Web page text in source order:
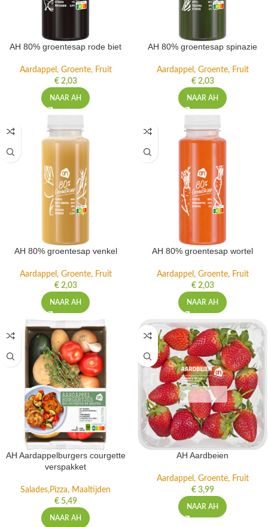
AH 80% groentesap rode biet
Aardappel, Groente, Fruit
€2,03
NAAR AH
AH 80% groentesap spinazie
Aardappel, Groente, Fruit
€2,03
NAAR AH
AH 80% groentesap venkel
Aardappel, Groente, Fruit
€2,03
NAAR AH
AH 80% groentesap wortel
Aardappel, Groente, Fruit
€2,03
NAAR AH
AH Aardappelburgers courgette
verspakket
Salades,Pizza, Maaltijden
€5,49
NAAR AH
AH Aardbeien
Aardappel, Groente, Fruit
€3,99
NAAR AH